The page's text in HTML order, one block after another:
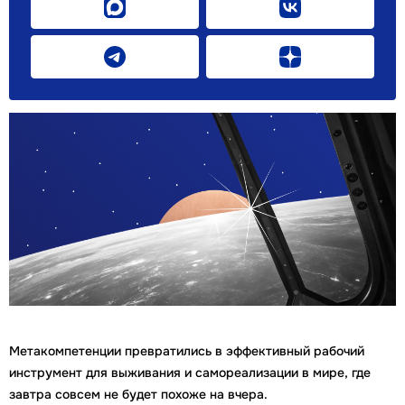
Метакомпетенции превратились в эффективный рабочий
инструмент для выживания и самореализации в мире, где
завтра совсем не будет похоже на вчера.